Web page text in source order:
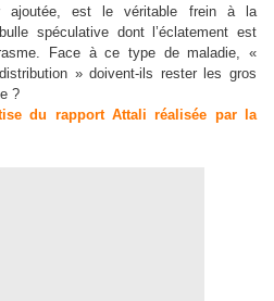
ajoutée, est le véritable frein à la
spéculative dont l’éclatement est
Face à ce type de maladie, «
» doivent-ils rester les gros
?
du rapport Attali réalisée par la